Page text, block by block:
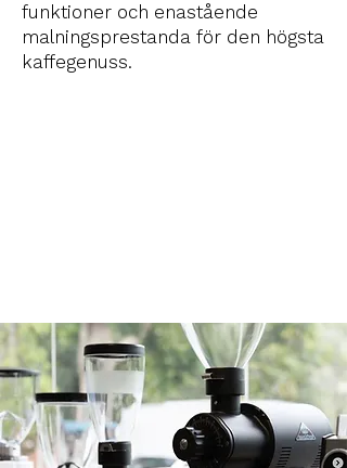
funktioner och enastående
malningsprestanda för den högsta
kaffegenuss.